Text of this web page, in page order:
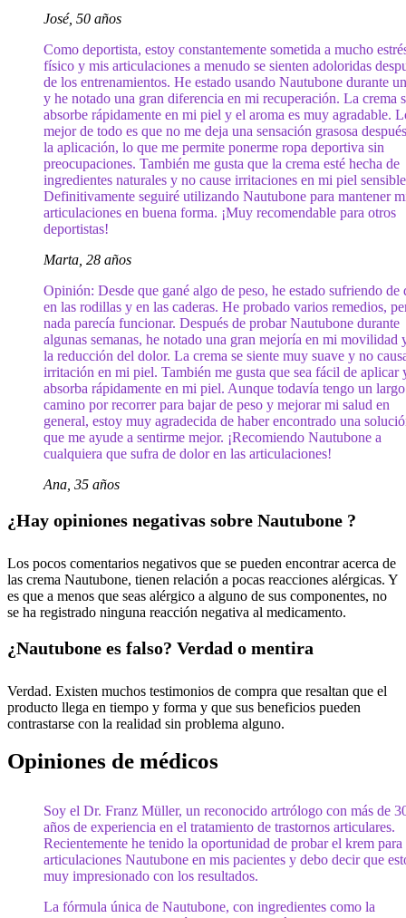
José, 50 años
Como deportista, estoy constantemente sometida a mucho
físico y mis articulaciones a menudo se sienten adoloridas
de los entrenamientos. He estado usando Nautubone durante
y he notado una gran diferencia en mi recuperación. La crema
absorbe rápidamente en mi piel y el aroma es muy agradable.
mejor de todo es que no me deja una sensación grasosa
la aplicación, lo que me permite ponerme ropa deportiva sin
preocupaciones. También me gusta que la crema esté hecha de
ingredientes naturales y no cause irritaciones en mi piel
Definitivamente seguiré utilizando Nautubone para mantener
articulaciones en buena forma. ¡Muy recomendable para otros
deportistas!
Marta, 28 años
Opinión: Desde que gané algo de peso, he estado sufriendo de
en las rodillas y en las caderas. He probado varios remedios,
nada parecía funcionar. Después de probar Nautubone durante
algunas semanas, he notado una gran mejoría en mi movilidad
la reducción del dolor. La crema se siente muy suave y no
irritación en mi piel. También me gusta que sea fácil de aplicar
absorba rápidamente en mi piel. Aunque todavía tengo un largo
camino por recorrer para bajar de peso y mejorar mi salud en
general, estoy muy agradecida de haber encontrado una
que me ayude a sentirme mejor. ¡Recomiendo Nautubone a
cualquiera que sufra de dolor en las articulaciones!
Ana, 35 años
¿Hay opiniones negativas sobre Nautubone ?
Los pocos comentarios negativos que se pueden encontrar acerca de
las crema Nautubone, tienen relación a pocas reacciones alérgicas. Y
es que a menos que seas alérgico a alguno de sus componentes, no
se ha registrado ninguna reacción negativa al medicamento.
¿Nautubone es falso? Verdad o mentira
Verdad. Existen muchos testimonios de compra que resaltan que el
producto llega en tiempo y forma y que sus beneficios pueden
contrastarse con la realidad sin problema alguno.
Opiniones de médicos
Soy el Dr. Franz Müller, un reconocido artrólogo con más de
años de experiencia en el tratamiento de trastornos articulares.
Recientemente he tenido la oportunidad de probar el krem para
articulaciones Nautubone en mis pacientes y debo decir que
muy impresionado con los resultados.
La fórmula única de Nautubone, con ingredientes como la